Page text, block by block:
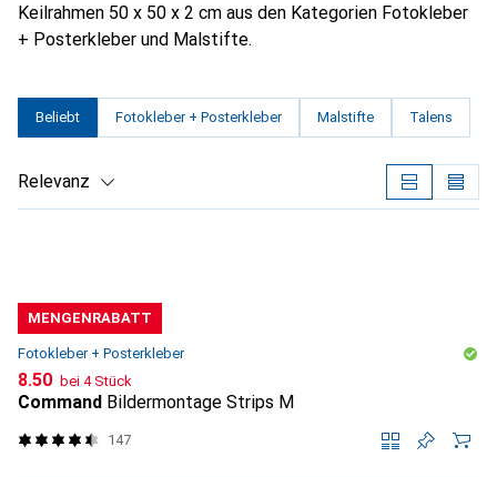
Keilrahmen 50 x 50 x 2 cm aus den Kategorien Fotokleber
+ Posterkleber und Malstifte.
Beliebt Fotokleber + Posterkleber Malstifte Talens
Relevanz
MENGENRABATT
Fotokleber + Posterkleber
CHF
8.50 bei 4 Stück
Command Bildermontage Strips M
147